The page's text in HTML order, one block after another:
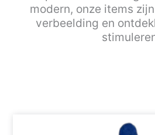
modern, onze items
verbeelding en